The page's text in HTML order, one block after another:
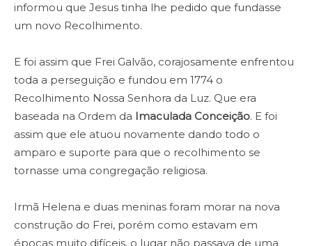
informou que Jesus tinha lhe pedido que fundasse
um novo Recolhimento.
E foi assim que Frei Galvão, corajosamente enfrentou
toda a perseguição e fundou em 1774 o
Recolhimento Nossa Senhora da Luz. Que era
baseada na Ordem da Imaculada Conceição. E foi
assim que ele atuou novamente dando todo o
amparo e suporte para que o recolhimento se
tornasse uma congregação religiosa.
Irmã Helena e duas meninas foram morar na nova
construção do Frei, porém como estavam em
épocas muito difíceis, o lugar não passava de uma